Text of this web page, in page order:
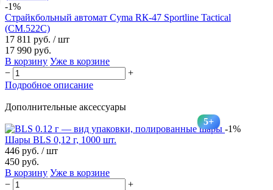
-1%
Страйкбольный автомат Cyma RК-47 Sportline Tactical
(CM.522C)
17 811 руб. / шт
17 990 руб.
В корзину Уже в корзине
−
+
Подробное описание
Дополнительные аксессуары
5+
-1%
Шары BLS 0,12 г, 1000 шт.
446 руб. / шт
450 руб.
В корзину Уже в корзине
−
+